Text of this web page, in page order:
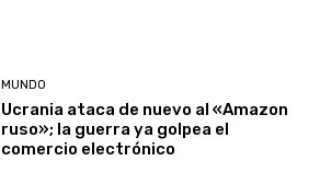
MUNDO
Ucrania ataca de nuevo al «Amazon
ruso»; la guerra ya golpea el
comercio electrónico